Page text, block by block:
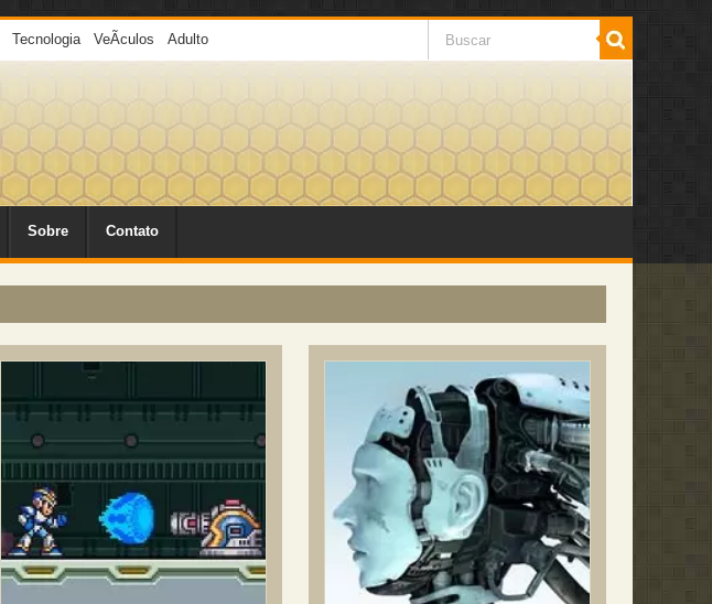
Tecnologia VeÃ­culos Adulto
Sobre Contato